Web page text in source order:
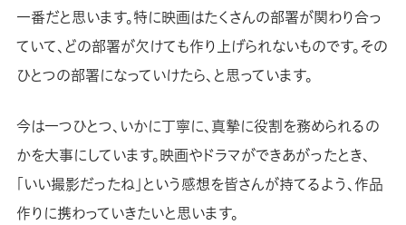
一番だと思います。特に映画はたくさんの部署が関わり合っ
ていて、どの部署が欠けても作り上げられないものです。その
ひとつの部署になっていけたら、と思っています。
今は一つひとつ、いかに丁寧に、真摯に役割を務められるの
かを大事にしています。映画やドラマができあがったとき、
「いい撮影だったね」という感想を皆さんが持てるよう、作品
作りに携わっていきたいと思います。